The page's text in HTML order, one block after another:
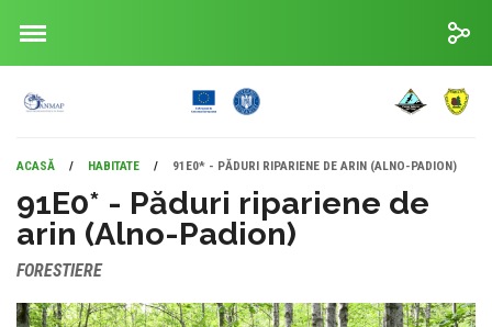
ACASĂ / HABITATE / 91E0* - PĂDURI RIPARIENE DE ARIN (ALNO-PADION)
91E0* - Păduri ripariene de
arin (Alno-Padion)
FORESTIERE